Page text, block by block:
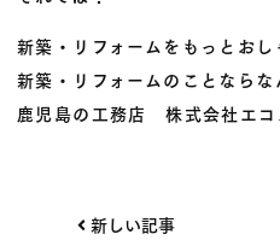
新築・リフォームをもっとおし
新築・リフォームのことならな
鹿児島の工務店 株式会社エコ
投新しい記事